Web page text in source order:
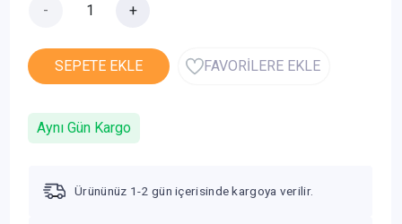
- +
SEPETE EKLE FAVORİLERE EKLE
Aynı Gün Kargo
Ürününüz 1-2 gün içerisinde kargoya verilir.